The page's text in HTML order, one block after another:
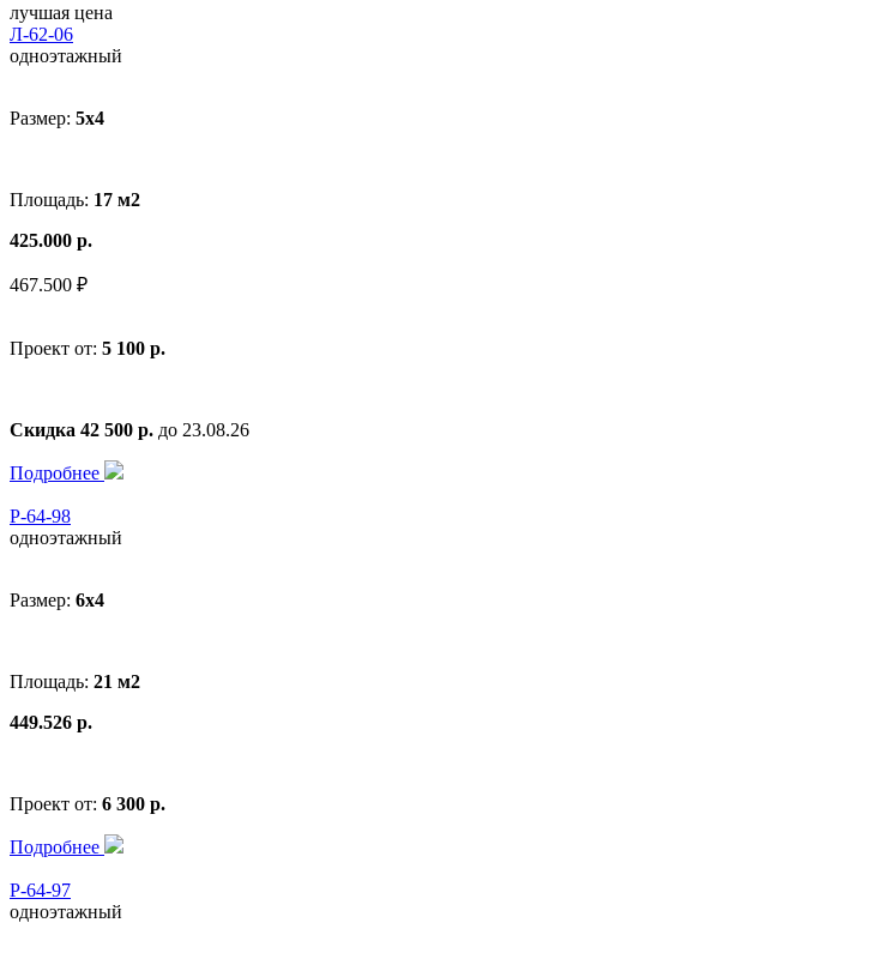
лучшая цена
Л-62-06
одноэтажный
Размер: 5x4
Площадь: 17 м2
425.000 р.
467.500 ₽
Проект от: 5 100 р.
Скидка 42 500 р. до 23.08.26
Подробнее
Р-64-98
одноэтажный
Размер: 6x4
Площадь: 21 м2
449.526 р.
Проект от: 6 300 р.
Подробнее
Р-64-97
одноэтажный